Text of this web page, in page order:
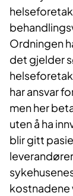
Ordningen
det gjelder
har ansvar
men her
uten å ha
blir gitt
kostnadene